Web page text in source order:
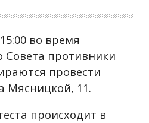
во время
Совета противники
провести
Мясницкой, 11.
происходит в